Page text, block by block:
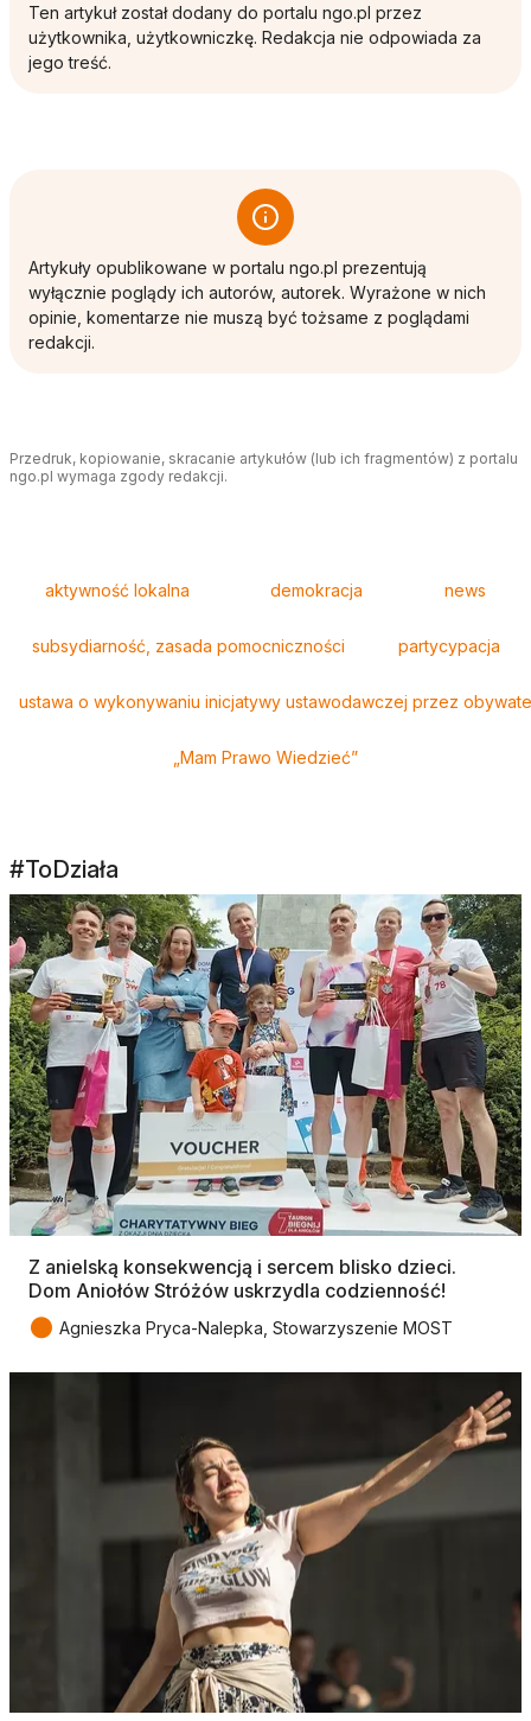
Ten artykuł został dodany do portalu ngo.pl przez
użytkownika, użytkowniczkę. Redakcja nie odpowiada za
jego treść.
Artykuły opublikowane w portalu ngo.pl prezentują
wyłącznie poglądy ich autorów, autorek. Wyrażone w nich
opinie, komentarze nie muszą być tożsame z poglądami
redakcji.
Przedruk, kopiowanie, skracanie artykułów (lub ich fragmentów) z portalu
ngo.pl wymaga zgody redakcji.
aktywność lokalna demokracja news
subsydiarność, zasada pomocniczności partycypacja
ustawa o wykonywaniu inicjatywy ustawodawczej przez
„Mam Prawo Wiedzieć”
#ToDziała
Z anielską konsekwencją i sercem blisko dzieci.
Dom Aniołów Stróżów uskrzydla codzienność!
● Agnieszka Pryca-Nalepka, Stowarzyszenie MOST